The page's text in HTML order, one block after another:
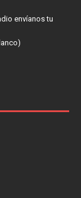
envíanos tu